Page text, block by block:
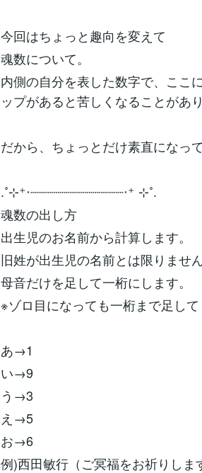
今回はちょっと趣向を変えて
魂数について。
内側の自分を表した数字で、ここ
ップがあると苦しくなることがあり
だから、ちょっとだけ素直になっ
.˚⊹⁺‧┈┈┈┈┈┈┈┈┈┈┈┈‧⁺ ⊹˚.
魂数の出し方
出生児のお名前から計算します。
旧姓が出生児の名前とは限りませ
母音だけを足して一桁にします。
※ゾロ目になっても一桁まで足して
あ→1
い→9
う→3
え→5
お→6
例)西田敏行（ご冥福をお祈りしま